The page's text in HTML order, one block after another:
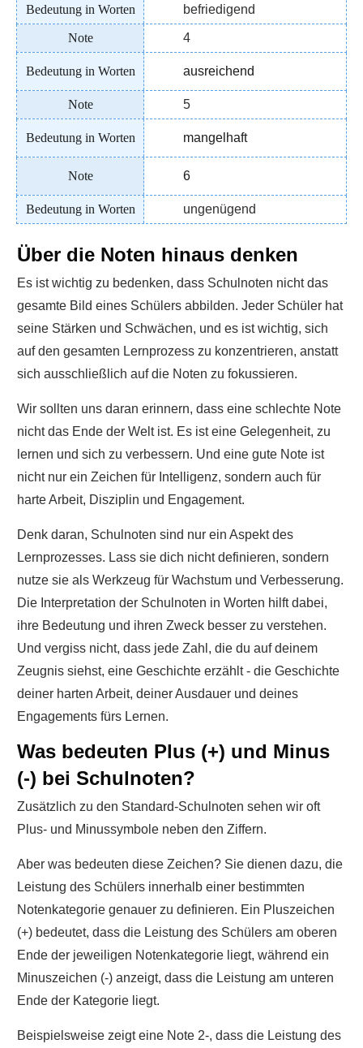
befriedigend
4
ausreichend
5
mangelhaft
6
ungenügend
Über die Noten hinaus denken
Es ist wichtig zu bedenken, dass Schulnoten nicht das
gesamte Bild eines Schülers abbilden. Jeder Schüler hat
seine Stärken und Schwächen, und es ist wichtig, sich
auf den gesamten Lernprozess zu konzentrieren, anstatt
sich ausschließlich auf die Noten zu fokussieren.
Wir sollten uns daran erinnern, dass eine schlechte Note
nicht das Ende der Welt ist. Es ist eine Gelegenheit, zu
lernen und sich zu verbessern. Und eine gute Note ist
nicht nur ein Zeichen für Intelligenz, sondern auch für
harte Arbeit, Disziplin und Engagement.
Denk daran, Schulnoten sind nur ein Aspekt des
Lernprozesses. Lass sie dich nicht definieren, sondern
nutze sie als Werkzeug für Wachstum und Verbesserung.
Die Interpretation der Schulnoten in Worten hilft dabei,
ihre Bedeutung und ihren Zweck besser zu verstehen.
Und vergiss nicht, dass jede Zahl, die du auf deinem
Zeugnis siehst, eine Geschichte erzählt - die Geschichte
deiner harten Arbeit, deiner Ausdauer und deines
Engagements fürs Lernen.
Was bedeuten Plus (+) und Minus
(-) bei Schulnoten?
Zusätzlich zu den Standard-Schulnoten sehen wir oft
Plus- und Minussymbole neben den Ziffern.
Aber was bedeuten diese Zeichen? Sie dienen dazu, die
Leistung des Schülers innerhalb einer bestimmten
Notenkategorie genauer zu definieren. Ein Pluszeichen
(+) bedeutet, dass die Leistung des Schülers am oberen
Ende der jeweiligen Notenkategorie liegt, während ein
Minuszeichen (-) anzeigt, dass die Leistung am unteren
Ende der Kategorie liegt.
Beispielsweise zeigt eine Note 2-, dass die Leistung des